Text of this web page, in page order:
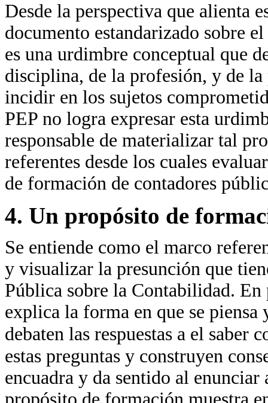
Desde la perspectiva que alienta
documento estandarizado sobre
es una urdimbre conceptual que
disciplina, de la profesión, y de la
incidir en los sujetos
PEP no logra expresar esta
responsable de materializar tal
referentes desde los cuales
de formación de contadores
4. Un propósito de
Se entiende como el marco
y visualizar la presunción que
Pública sobre la Contabilidad.
explica la forma en que se
debaten las respuestas a el saber
estas preguntas y construyen
encuadra y da sentido al